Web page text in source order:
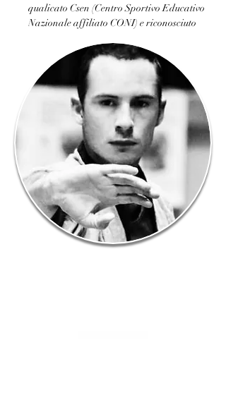
qualicato Csen (Centro Sportivo Educativo
Nazionale affiliato CONI) e riconosciuto
nel settore Wushu Kung Fu Tradizionale.